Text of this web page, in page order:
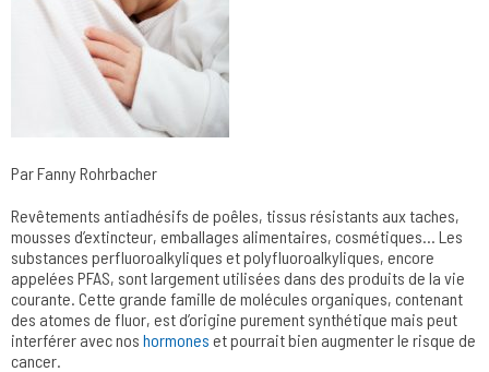
Par Fanny Rohrbacher
Revêtements antiadhésifs de poêles, tissus résistants aux taches,
mousses d’extincteur, emballages alimentaires, cosmétiques… Les
substances perfluoroalkyliques et polyfluoroalkyliques, encore
appelées PFAS, sont largement utilisées dans des produits de la vie
courante. Cette grande famille de molécules organiques, contenant
des atomes de fluor, est d’origine purement synthétique mais peut
interférer avec nos hormones et pourrait bien augmenter le risque de
cancer.